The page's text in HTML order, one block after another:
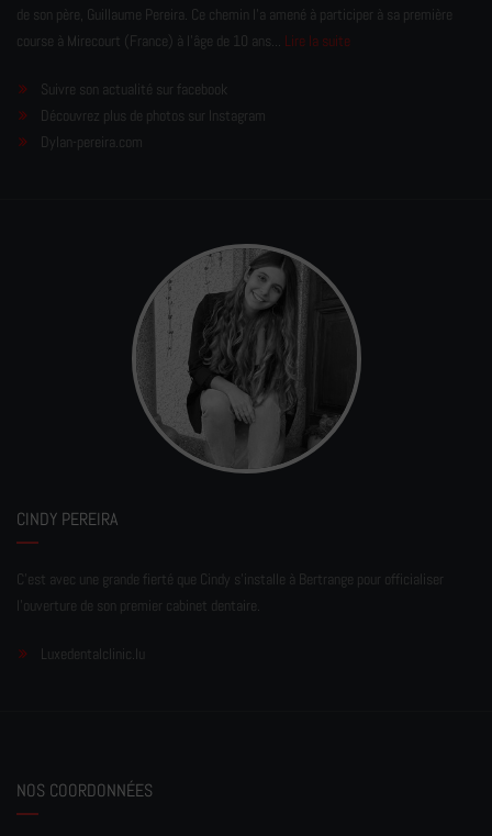
de son père, Guillaume Pereira. Ce chemin l'a amené à participer à sa première
course à Mirecourt (France) à l'âge de 10 ans... Lire la suite
Suivre son actualité sur facebook
Découvrez plus de photos sur Instagram
Dylan-pereira.com
CINDY PEREIRA
C'est avec une grande fierté que Cindy s'installe à Bertrange pour officialiser
l'ouverture de son premier cabinet dentaire.
Luxedentalclinic.lu
NOS COORDONNÉES